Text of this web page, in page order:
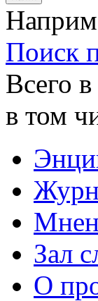
Поиск
Всего
в том
Зал
О